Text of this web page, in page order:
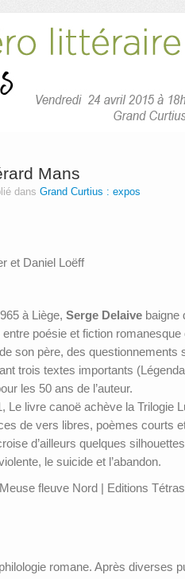
Mans
dans Grand Curtius : expos
et Daniel Loëff
à Liège, Serge Delaive baigne
entre poésie et fiction
son père, des questionnements
trois textes importants
les 50 ans de l’auteur.
Le livre canoë achève la Trilogie
de vers libres, poèmes courts
d’ailleurs quelques
le suicide et l’abandon.
fleuve Nord | Editions
romane. Après diverses